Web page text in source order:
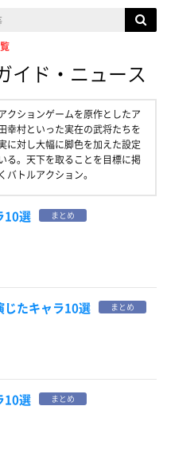
イド・ニュース
クションゲームを原作としたア
幸村といった実在の武将たちを
に対し大幅に脚色を加えた設定
る。天下を取ることを目標に掲
トルアクション。
10選 まとめ
じたキャラ10選 まとめ
10選 まとめ